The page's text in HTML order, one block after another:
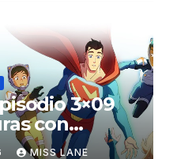
3×09
con
MISS LANE